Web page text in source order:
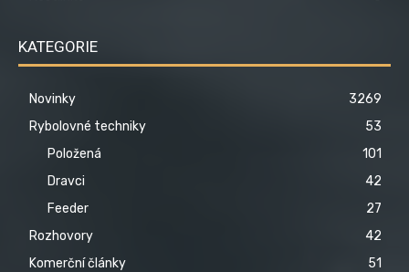
KATEGORIE
Novinky
3269
Rybolovné techniky
53
Položená
101
Dravci
42
Feeder
27
Rozhovory
42
Komerční články
51